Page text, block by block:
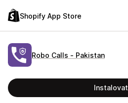
Shopify App Store
Robo Calls ‑ Pakistan
Instalovat